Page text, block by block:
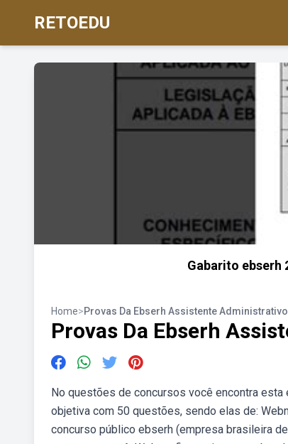
RETOEDU
Gabarito ebserh
Home>Provas Da Ebserh Assistente Administrativo
Provas Da Ebserh
No questões de concursos você encontra
objetiva com 50 questões, sendo elas de:
concurso público ebserh (empresa brasileira